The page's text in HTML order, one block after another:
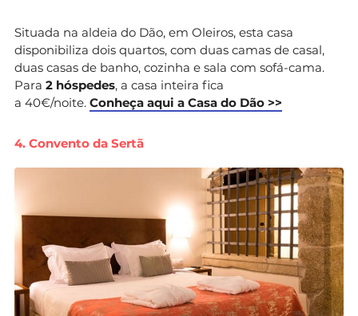
Situada na aldeia do Dão, em Oleiros, esta casa
disponibiliza dois quartos, com duas camas de casal,
duas casas de banho, cozinha e sala com sofá-cama.
Para 2 hóspedes, a casa inteira fica
a 40€/noite. Conheça aqui a Casa do Dão >>
4. Convento da Sertã